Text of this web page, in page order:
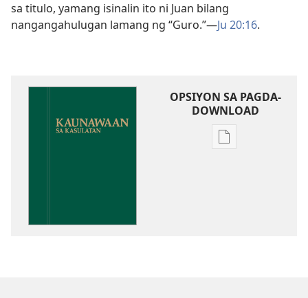
sa titulo, yamang isinalin ito ni Juan bilang
nangangahulugan lamang ng “Guro.”​—Ju 20:16.
OPSIYON SA PAGDA-
DOWNLOAD
Opsiyon